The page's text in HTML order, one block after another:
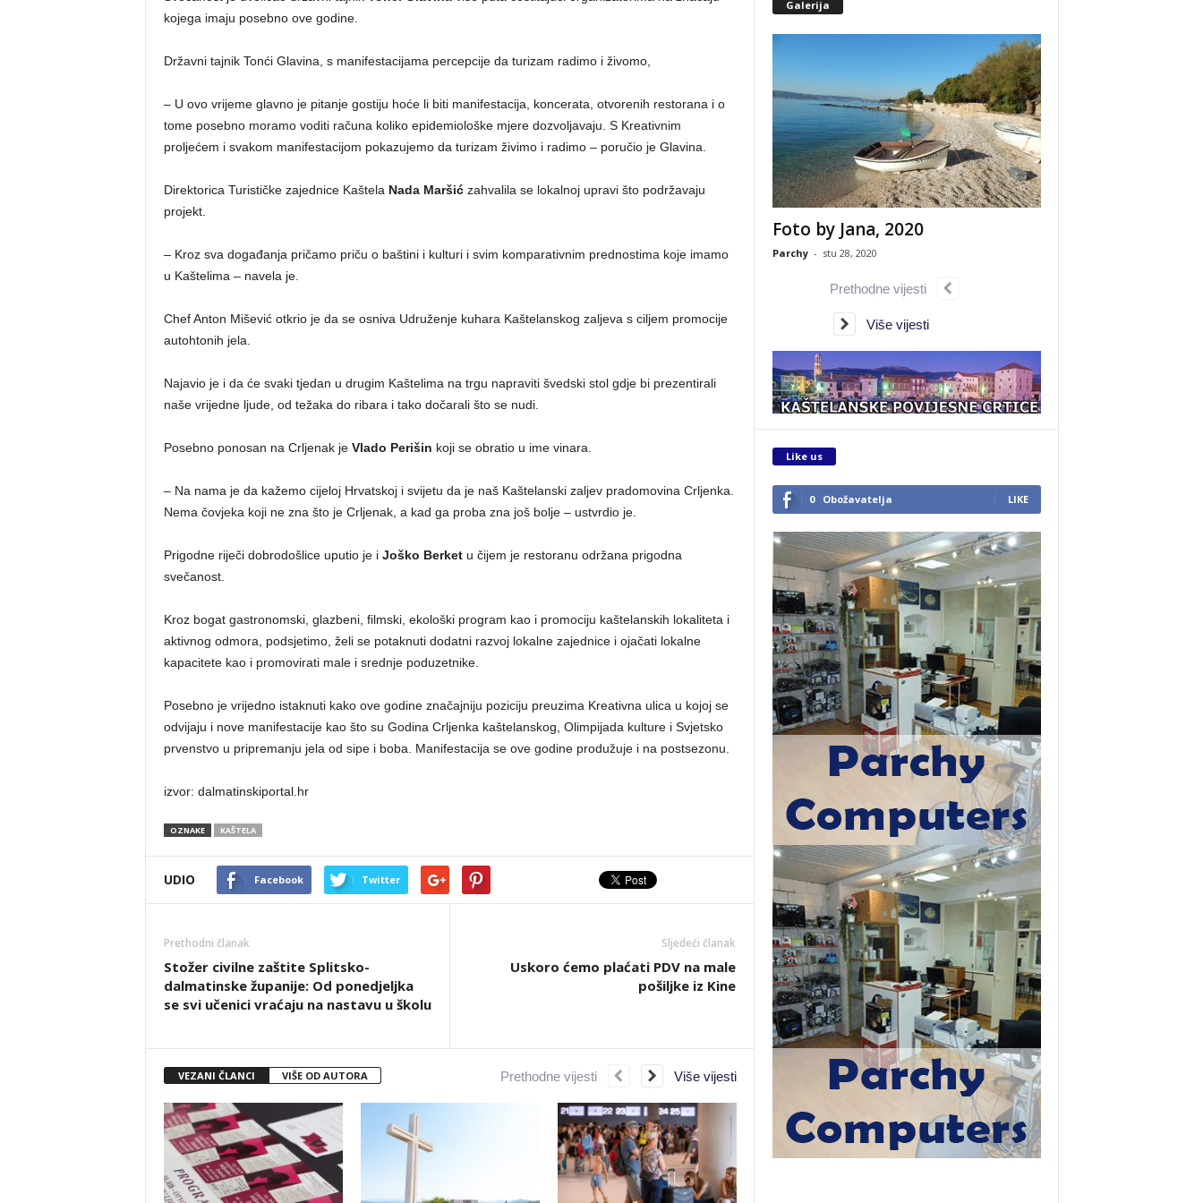
kojega imaju posebno ove godine.
Državni tajnik Tonći Glavina, s manifestacijama percepcije da turizam radimo i živomo,
– U ovo vrijeme glavno je pitanje gostiju hoće li biti manifestacija, koncerata, otvorenih restorana i o
tome posebno moramo voditi računa koliko epidemiološke mjere dozvoljavaju. S Kreativnim
proljećem i svakom manifestacijom pokazujemo da turizam živimo i radimo – poručio je Glavina.
Direktorica Turističke zajednice Kaštela Nada Maršićzahvalila se lokalnoj upravi što podržavaju
projekt.
– Kroz sva događanja pričamo priču o baštini i kulturi i svim komparativnim prednostima koje imamo
u Kaštelima – navela je.
Chef Anton Mišević otkrio je da se osniva Udruženje kuhara Kaštelanskog zaljeva s ciljem promocije
autohtonih jela.
Najavio je i da će svaki tjedan u drugim Kaštelima na trgu napraviti švedski stol gdje bi prezentirali
naše vrijedne ljude, od težaka do ribara i tako dočarali što se nudi.
Posebno ponosan na Crljenak je Vlado Perišin koji se obratio u ime vinara.
– Na nama je da kažemo cijeloj Hrvatskoj i svijetu da je naš Kaštelanski zaljev pradomovina Crljenka.
Nema čovjeka koji ne zna što je Crljenak, a kad ga proba zna još bolje – ustvrdio je.
Prigodne riječi dobrodošlice uputio je i Joško Berket u čijem je restoranu održana prigodna
svečanost.
Kroz bogat gastronomski, glazbeni, filmski, ekološki program kao i promociju kaštelanskih lokaliteta i
aktivnog odmora, podsjetimo, želi se potaknuti dodatni razvoj lokalne zajednice i ojačati lokalne
kapacitete kao i promovirati male i srednje poduzetnike.
Posebno je vrijedno istaknuti kako ove godine značajniju poziciju preuzima Kreativna ulica u kojoj se
odvijaju i nove manifestacije kao što su Godina Crljenka kaštelanskog, Olimpijada kulture i Svjetsko
prvenstvo u pripremanju jela od sipe i boba. Manifestacija se ove godine produžuje i na postsezonu.
izvor: dalmatinskiportal.hr
OZNAKE KAŠTELA
UDIO Facebook Twitter
Prethodni članak
Stožer civilne zaštite Splitsko-
dalmatinske županije: Od ponedjeljka
se svi učenici vraćaju na nastavu u školu
Sljedeći članak
Uskoro ćemo plaćati PDV na male
pošiljke iz Kine
VEZANI ČLANCI VIŠE OD AUTORA Prethodne vijesti Više vijesti
Galerija
Foto by Jana, 2020
Parchy - stu 28, 2020
Prethodne vijesti
Više vijesti
Like us
0 Obožavatelja LIKE